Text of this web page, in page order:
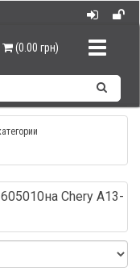
(0.00 грн)
Chery A13-